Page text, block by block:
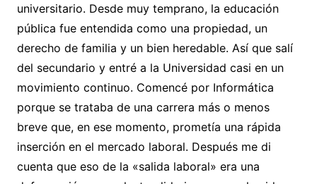
universitario. Desde muy temprano, la educación
pública fue entendida como una propiedad, un
derecho de familia y un bien heredable. Así que salí
del secundario y entré a la Universidad casi en un
movimiento continuo. Comencé por Informática
porque se trataba de una carrera más o menos
breve que, en ese momento, prometía una rápida
inserción en el mercado laboral. Después me di
cuenta que eso de la «salida laboral» era una